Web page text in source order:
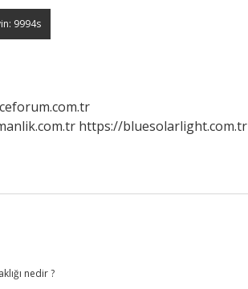
https://bluesolarlight.com.tr
nedir ?